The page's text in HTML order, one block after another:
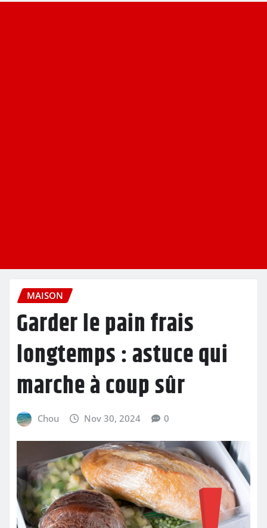
MAISON
Garder le pain frais
longtemps : astuce qui
marche à coup sûr
Chou Nov 30, 2024 0